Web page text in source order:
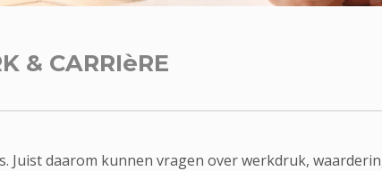
& CARRIèRE
Juist daarom kunnen vragen over werkdruk,